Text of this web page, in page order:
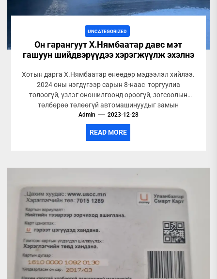
UNCATEGORIZED
Он гарангуут Х.Нямбаатар давс мэт
гашуун шийдвэрүүдээ хэрэгжүүлж эхэлнэ
Хотын дарга Х.Нямбаатар өнөөдөр мэдээлэл хийлээ.
2024 оны нэгдүгээр сарын 8-наас торгуулиа
төлөөгүй, үзлэг оношилгоонд ороогүй, зогсоолын
төлбөрөө төлөөгүй автомашинуудыг замын
хөдөлгөөнд оролцуулахгүй. Мөн Улаанбаатарын...
Admin 2023-12-28
READ MORE